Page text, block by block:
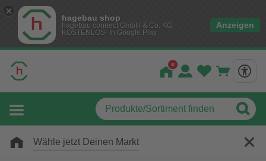
hagebau shop
hagebau connect GmbH & Co. KG
KOSTENLOS- In Google Play
Anzeigen
Wähle jetzt Deinen Markt